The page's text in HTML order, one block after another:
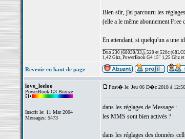
Bien sûr, j'ai parcouru les
(elle a le même abonnement Free
En attendant, si quelqu'un a une
Duo 230 (68030/33,), 520 et 520c
1,42 Ghz, PowerBook G4 15" 1,25 Ghz
Revenir en haut de page
love_leeloo
PowerBook G3 Bronze
Inscrit le: 11 Mar 2004
Messages: 5473
Post� le: Jeu 06 D�c 2018 à 12:56
dans les réglages de Message :
les MMS sont bien activés ?
dans les réglages des données